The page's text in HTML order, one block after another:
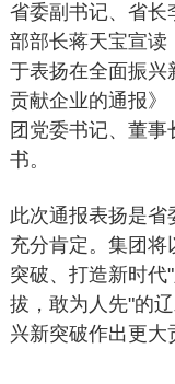
省委副书记、省长
部部长蒋天宝宣读
于表扬在全面振兴
贡献企业的通报》
团党委书记、董
书。
此次通报表扬是省
充分肯定。集团
突破、打造新时代
拔，敢为人先"的
兴新突破作出更大